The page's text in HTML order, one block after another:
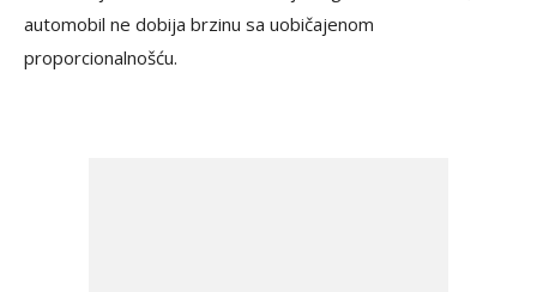
automobil ne dobija brzinu sa uobičajenom
proporcionalnošću.